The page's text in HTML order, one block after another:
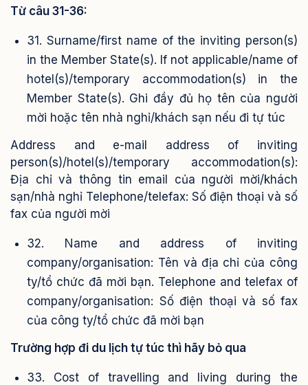
Từ câu 31-36:
31. Surname/first name of the inviting person(s)
in the Member State(s). If not applicable/name of
hotel(s)/temporary accommodation(s) in the
Member State(s). Ghi đầy đủ họ tên của người
mời hoặc tên nhà nghỉ/khách sạn nếu đi tự túc
Address and e-mail address of inviting
person(s)/hotel(s)/temporary accommodation(s):
Địa chỉ và thông tin email của người mời/khách
sạn/nhà nghỉ Telephone/telefax: Số điện thoại và số
fax của người mời
32. Name and address of inviting
company/organisation: Tên và địa chỉ của công
ty/tổ chức đã mời bạn. Telephone and telefax of
company/organisation: Số điện thoại và số fax
của công ty/tổ chức đã mời bạn
Trường hợp đi du lịch tự túc thì hãy bỏ qua
33. Cost of travelling and living during the